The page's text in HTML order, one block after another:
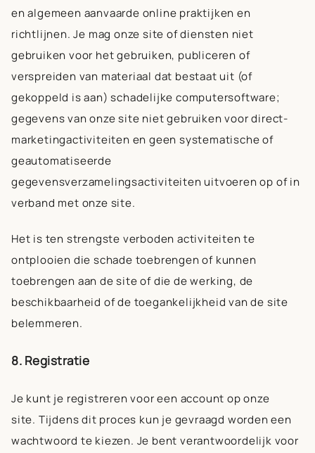
en algemeen aanvaarde online praktijken en
richtlijnen. Je mag onze site of diensten niet
gebruiken voor het gebruiken, publiceren of
verspreiden van materiaal dat bestaat uit (of
gekoppeld is aan) schadelijke computersoftware;
gegevens van onze site niet gebruiken voor direct-
marketingactiviteiten en geen systematische of
geautomatiseerde
gegevensverzamelingsactiviteiten uitvoeren op of in
verband met onze site.
Het is ten strengste verboden activiteiten te
ontplooien die schade toebrengen of kunnen
toebrengen aan de site of die de werking, de
beschikbaarheid of de toegankelijkheid van de site
belemmeren.
8. Registratie
Je kunt je registreren voor een account op onze
site. Tijdens dit proces kun je gevraagd worden een
wachtwoord te kiezen. Je bent verantwoordelijk voor